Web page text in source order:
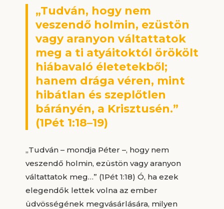
„Tudván, hogy nem
veszendő holmin, ezüstön
vagy aranyon váltattatok
meg a ti atyáitoktól örökölt
hiábavaló életetekből;
hanem drága véren, mint
hibátlan és szeplőtlen
bárányén, a Krisztusén.”
(1Pét 1:18–19)
„Tudván – mondja Péter –, hogy nem
veszendő holmin, ezüstön vagy aranyon
váltattatok meg…” (1Pét 1:18) Ó, ha ezek
elegendők lettek volna az ember
üdvösségének megvásárlására, milyen